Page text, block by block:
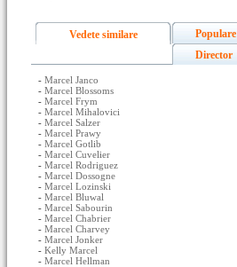
Vedete similare Populare
Director
- Marcel Janco
- Marcel Blossoms
- Marcel Frym
- Marcel Mihalovici
- Marcel Salzer
- Marcel Prawy
- Marcel Gotlib
- Marcel Cuvelier
- Marcel Rodriguez
- Marcel Dossogne
- Marcel Lozinski
- Marcel Bluwal
- Marcel Sabourin
- Marcel Chabrier
- Marcel Charvey
- Marcel Jonker
- Kelly Marcel
- Marcel Hellman